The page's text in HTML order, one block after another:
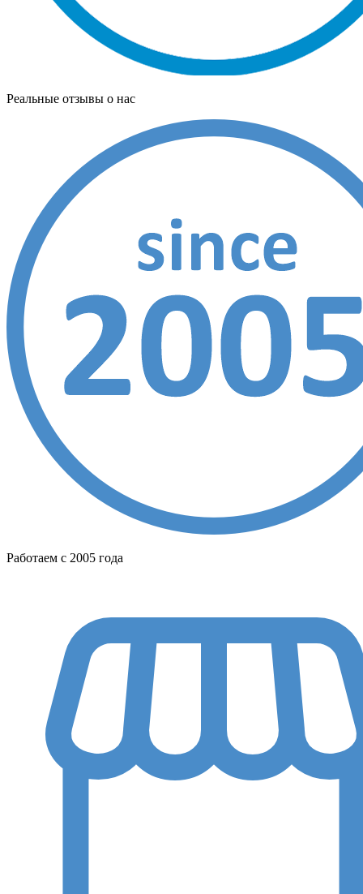
Реальные отзывы о нас
Работаем с 2005 года